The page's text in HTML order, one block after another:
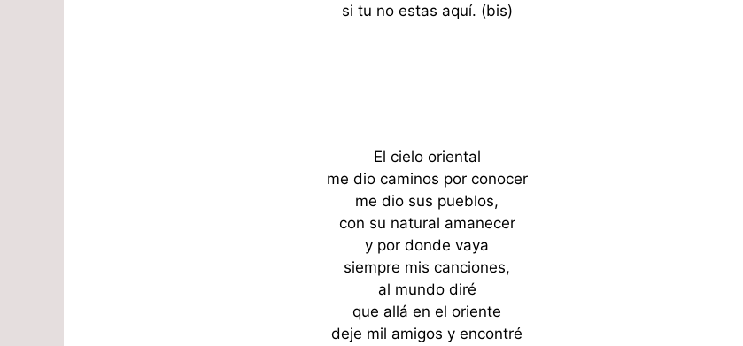
si tu no estas aquí. (bis)
El cielo oriental
me dio caminos por conocer
me dio sus pueblos,
con su natural amanecer
y por donde vaya
siempre mis canciones,
al mundo diré
que allá en el oriente
deje mil amigos y encontré